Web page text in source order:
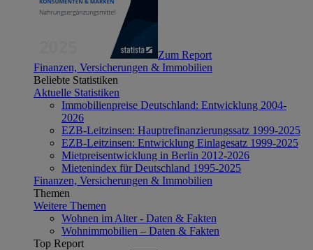
Zum Report
Finanzen, Versicherungen & Immobilien
Beliebte Statistiken
Aktuelle Statistiken
Immobilienpreise Deutschland: Entwicklung 2004-
2026
EZB-Leitzinsen: Hauptrefinanzierungssatz 1999-2025
EZB-Leitzinsen: Entwicklung Einlagesatz 1999-2025
Mietpreisentwicklung in Berlin 2012-2026
Mietenindex für Deutschland 1995-2025
Finanzen, Versicherungen & Immobilien
Themen
Weitere Themen
Wohnen im Alter - Daten & Fakten
Wohnimmobilien – Daten & Fakten
Top Report